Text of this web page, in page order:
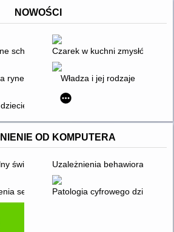
NOWOŚCI
schematy : o tym, jak dzieciństwo wpływa
Czarek w kuchni zmysłów :
rynek Władza i jej rodzaje
: przypadki kliniczne
OD KOMPUTERA
świat : historie o nadużywaniu komputera
Uzależnienia behawioralne
serwisów społecznościowych
Patologia cyfrowego